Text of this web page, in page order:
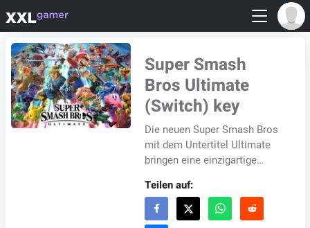
Super Smash
Bros Ultimate
(Switch) key
Die neuen Super Smash Bros
mit dem Untertitel Ultimate
bringen eine einzigartige
die in der Geschichte der Serie
erschienen...
Teilen auf: